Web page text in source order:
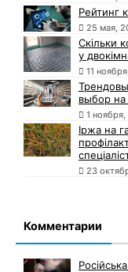
Рейтинг
25 мая,
Скільки
у
11
выбор на
1
Іржа на
23
Комментарии